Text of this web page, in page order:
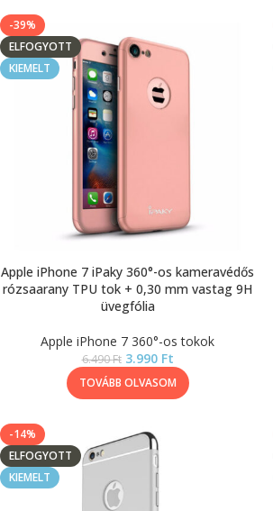
-39%
ELFOGYOTT
KIEMELT
Apple iPhone 7 iPaky 360°-os kameravédős
rózsaarany TPU tok + 0,30 mm vastag 9H
üvegfólia
Apple iPhone 7 360°-os tokok
6.490Ft 3.990 Ft
TOVÁBB OLVASOM
-14%
ELFOGYOTT
KIEMELT